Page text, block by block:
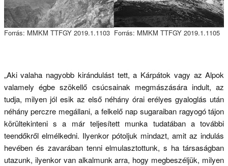
Forrás: MMKM TTFGY 2019.1.1103 Forrás: MMKM TTFGY 2019.1.1105
„Aki valaha nagyobb kirándulást tett, a Kárpátok vagy az Alpok
valamely égbe szökellő csúcsainak megmászására indult, az
tudja, milyen jól esik az első néhány órai erélyes gyaloglás után
néhány perczre megállani, a felkelő nap sugaraiban ragyogó tájon
körültekinteni s a már teljesített munka tudatában a további
teendőkről elmélkedni. Ilyenkor pótoljuk mindazt, amit az indulás
hevében és zavarában tenni elmulasztottunk, s ha társaságban
utazunk, ilyenkor van alkalmunk arra, hogy megbeszéljük, milyen